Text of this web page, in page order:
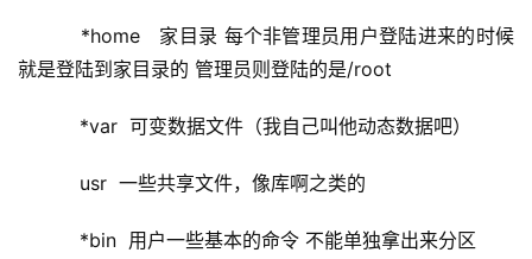
*home   家目录 每个非管理员用户登陆进来的时候
就是登陆到家目录的 管理员则登陆的是/root
*var  可变数据文件（我自己叫他动态数据吧）
usr  一些共享文件，像库啊之类的
*bin  用户一些基本的命令 不能单独拿出来分区